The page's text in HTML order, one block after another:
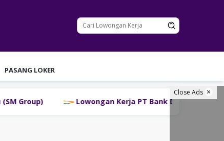
PASANG LOKER
Close Ads
Lowongan Kerja PT Bank Danamon Indonesia Tbk